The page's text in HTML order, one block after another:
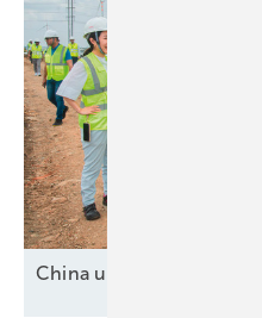
China und drei